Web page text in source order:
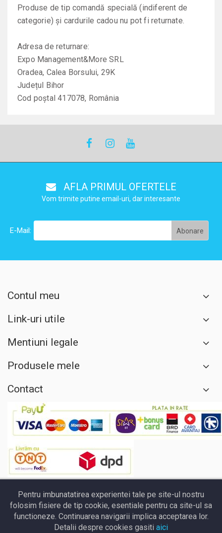
Produse de tip comandă specială (indiferent de
categorie) și cardurile cadou nu pot fi returnate.
Adresa de returnare:
Expo Management&More SRL
Oradea, Calea Borsului, 29K
Județul Bihor
Cod poștal 417078, România
AFLA PRIMUL OFERTELE
Vom trimite putine email-uri, dar interesante
E-Mail:
Contul meu
Link-uri utile
Mentiuni legale
Produsele mele
Contact
Pentru imbunatatirea experientei tale pe site-ul nostru
folosim fisiere de tip cookie, esentiale pentru ca site-ul sa
functioneze. Continuarea navigarii implica acceptarea lor.
Detalii despre cookies gasiti aici